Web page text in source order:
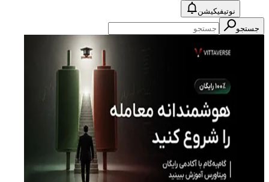
نوتیفیکیشن
جستجو